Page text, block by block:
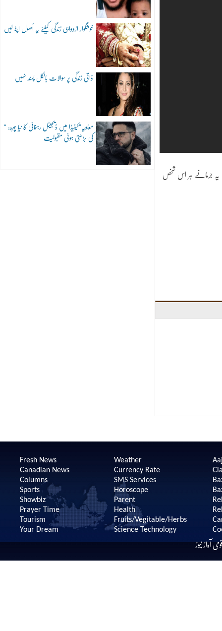
خوشگوار ازدواجی زندگی کیلئے یہ اُصول اپنا لیں
ذاتی زندگی پر سوالات بالکل پسند نہیں
“معاویہ”کینیڈا میں ڈیجیٹل رہنمائی کا نیا چہرہ:
کی بڑھتی ہوئی مقبولیت
یہ جرمانے ہر اس شخص
Fresh News
Canadian News
Columns
Sports
Showbiz
Prayer Time
Tourism
Your Dream
Weather
Currency Rate
SMS Services
Horoscope
Parent
Health
Fruits/Vegitable/Herbs
Science Technology